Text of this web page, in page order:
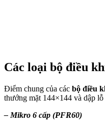
Các loại bộ điều
Điểm chung của các bộ điều
thướng mặt 144×144 và dập
– Mikro 6 cấp (PFR60)